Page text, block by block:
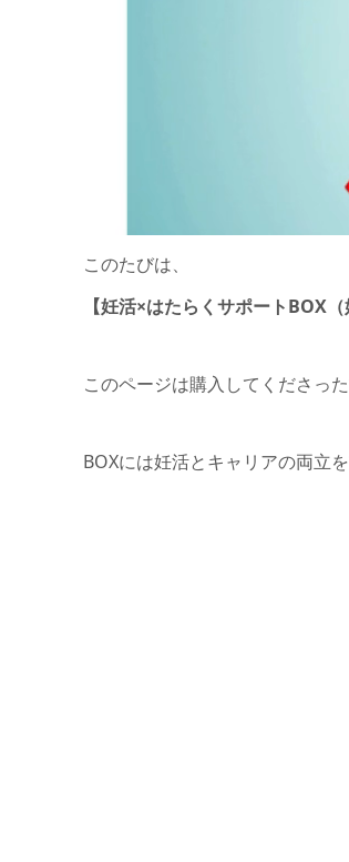
このたびは、
【妊活×はたらくサポートBOX（
このページは購入してくださっ
BOXには妊活とキャリアの両立